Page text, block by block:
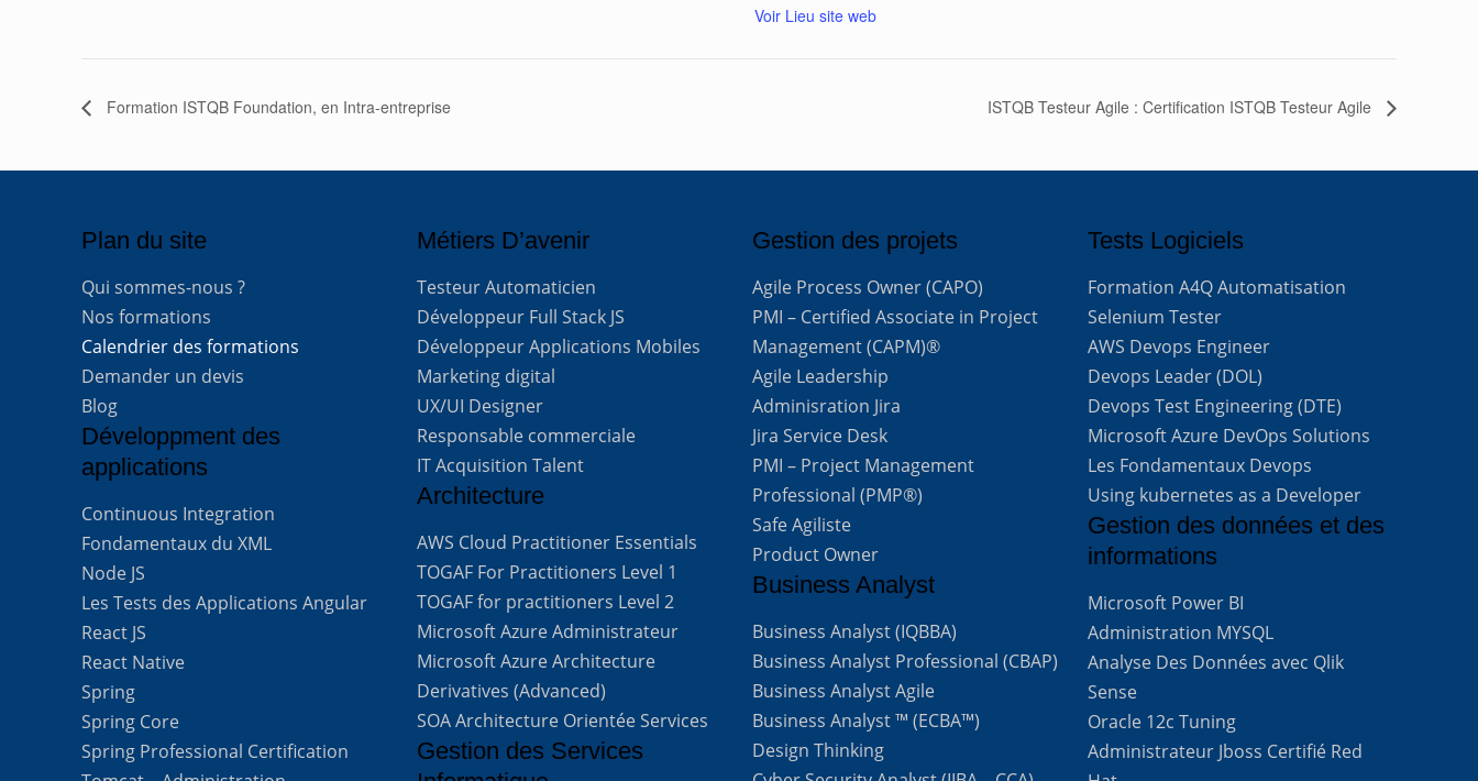
Voir Lieu site web
Formation ISTQB Foundation, en Intra-entreprise ISTQB Testeur Agile : Certification ISTQB Testeur Agile
Plan du site
Qui sommes-nous ?
Nos formations
Calendrier des formations
Demander un devis
Blog
Développment des
applications
Continuous Integration
Fondamentaux du XML
Node JS
Les Tests des Applications Angular
React JS
React Native
Spring
Spring Core
Spring Professional Certification
Métiers D’avenir
Testeur Automaticien
Développeur Full Stack JS
Développeur Applications Mobiles
Marketing digital
UX/UI Designer
Responsable commerciale
IT Acquisition Talent
Architecture
AWS Cloud Practitioner Essentials
TOGAF For Practitioners Level 1
TOGAF for practitioners Level 2
Microsoft Azure Administrateur
Microsoft Azure Architecture
Derivatives (Advanced)
SOA Architecture Orientée Services
Gestion des Services
Gestion des projets
Agile Process Owner (CAPO)
PMI – Certified Associate in Project
Management (CAPM)®
Agile Leadership
Adminisration Jira
Jira Service Desk
PMI – Project Management
Professional (PMP®)
Safe Agiliste
Product Owner
Business Analyst
Business Analyst (IQBBA)
Business Analyst Professional (CBAP)
Business Analyst Agile
Business Analyst ™ (ECBA™)
Design Thinking
Tests Logiciels
Formation A4Q Automatisation
Selenium Tester
AWS Devops Engineer
Devops Leader (DOL)
Devops Test Engineering (DTE)
Microsoft Azure DevOps Solutions
Les Fondamentaux Devops
Using kubernetes as a Developer
Gestion des données et des
informations
Microsoft Power BI
Administration MYSQL
Analyse Des Données avec Qlik
Sense
Oracle 12c Tuning
Administrateur Jboss Certifié Red